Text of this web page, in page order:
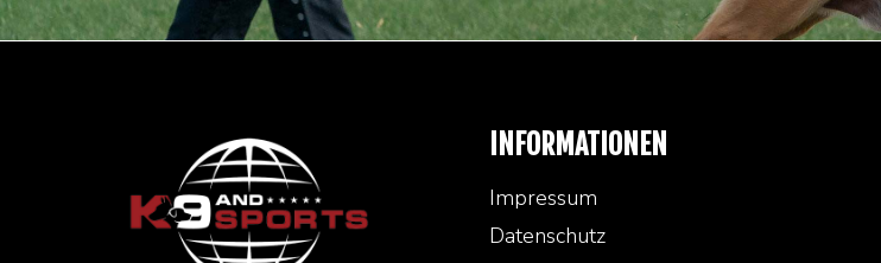
INFORMATIONEN
Impressum
Datenschutz